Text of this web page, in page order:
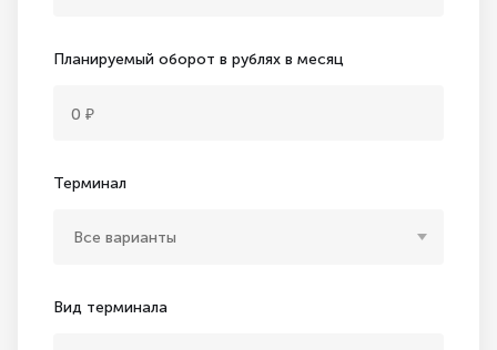
Планируемый оборот в рублях в месяц
Терминал
Все варианты
Вид терминала